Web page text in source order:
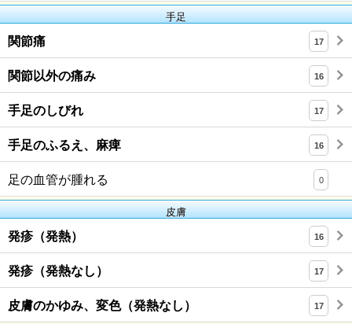
手足
関節痛 17
関節以外の痛み 16
手足のしびれ 17
手足のふるえ、麻痺 16
足の血管が腫れる 0
皮膚
発疹（発熱） 16
発疹（発熱なし） 17
皮膚のかゆみ、変色（発熱なし） 17